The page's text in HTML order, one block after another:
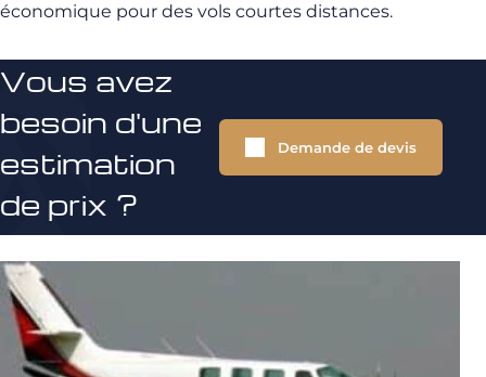
économique pour des vols courtes distances.
Vous avez
besoin d'une
estimation
de prix ?
Demande de devis